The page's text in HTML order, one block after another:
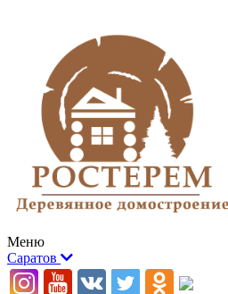
Меню
Саратов